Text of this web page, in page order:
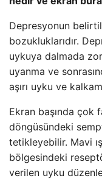
Depresyonun
bozukluklarıdır.
uykuya dalmada
uyanma ve
aşırı uyku ve
Ekran başında çok
döngüsündeki
tetikleyebilir. Mavi
bölgesindeki
verilen uyku